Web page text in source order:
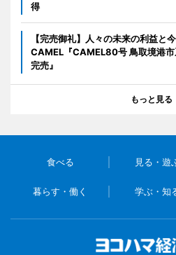
得
【完売御礼】人々の未来の利益と
CAMEL『CAMEL80号 鳥取境港
完売』
もっと見る
食べる 見る・遊
暮らす・働く 学ぶ・知